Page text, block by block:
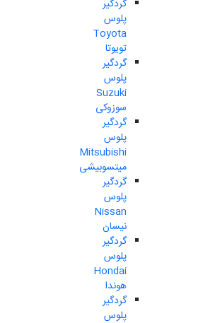
گردگیر
پلوس
Toyota
تویوتا
گردگیر
پلوس
Suzuki
سوزوکی
گردگیر
پلوس
Mitsubishi
میتسوبیشی
گردگیر
پلوس
Nissan
نیسان
گردگیر
پلوس
Hondai
هوندا
گردگیر
پلوس